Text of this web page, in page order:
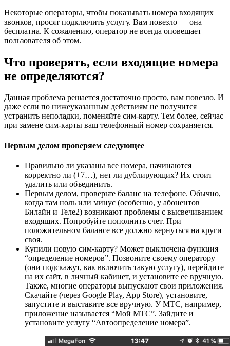
Некоторые операторы, чтобы показывать номера входящих
звонков, просят подключить услугу. Вам повезло — она
бесплатна. К сожалению, оператор не всегда оповещает
пользователя об этом.
Что проверять, если входящие номера
не определяются?
Данная проблема решается достаточно просто, вам повезло. И
даже если по нижеуказанным действиям не получится
устранить неполадки, поменяйте сим-карту. Тем более, сейчас
при замене сим-карты ваш телефонный номер сохраняется.
Первым делом проверяем следующее
Правильно ли указаны все номера, начинаются
корректно ли (+7…), нет ли дублирующих? Их стоит
удалить или объединить.
Первым делом, проверьте баланс на телефоне. Обычно,
когда там ноль или минус (особенно, у абонентов
Билайн и Теле2) возникают проблемы с высвечиванием
входящих. Попробуйте пополнить счет. При
положительном балансе все должно вернуться на круги
своя.
Купили новую сим-карту? Может выключена функция
“определение номеров”. Позвоните своему оператору
(они подскажут, как включить такую услугу), перейдите
на их сайт, в личный кабинет, и установите ее вручную.
Также, многие операторы выпускают свои приложения.
Скачайте (через Google Play, App Store), установите,
запустите и выставите все вручную. У МТС, например,
приложение называется “Мой МТС”. Зайдите и
установите услугу “Автоопределение номера”.